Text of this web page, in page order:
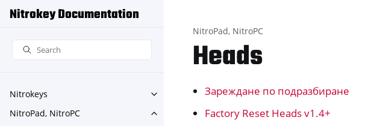
Nitrokey Documentation
Nitrokeys
Toggle navigation of Nitrokeys
NitroPad, NitroPC
Toggle navigation of NitroPad, NitroPC
NitroPad, NitroPC
Heads
Зареждане по подразбиране
Factory Reset Heads v1.4+